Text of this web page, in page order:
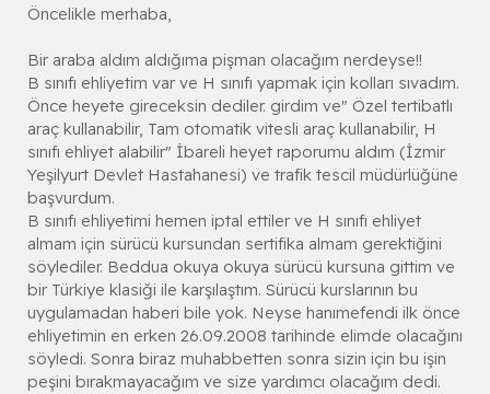
l
a
n
a
h
i
Öncelikle merhaba,
Bir araba aldım aldığıma pişman olacağım nerdeyse!!
B sınıfı ehliyetim var ve H sınıfı yapmak için kolları sıvadım.
Önce heyete gireceksin dediler. girdim ve" Özel tertibatlı
araç kullanabilir, Tam otomatik vitesli araç kullanabilir, H
sınıfı ehliyet alabilir" İbareli heyet raporumu aldım (İzmir
Yeşilyurt Devlet Hastahanesi) ve trafik tescil müdürlüğüne
başvurdum.
B sınıfı ehliyetimi hemen iptal ettiler ve H sınıfı ehliyet
almam için sürücü kursundan sertifika almam gerektiğini
söylediler. Beddua okuya okuya sürücü kursuna gittim ve
bir Türkiye klasiği ile karşılaştım. Sürücü kurslarının bu
uygulamadan haberi bile yok. Neyse hanımefendi ilk önce
ehliyetimin en erken 26.09.2008 tarihinde elimde olacağını
söyledi. Sonra biraz muhabbetten sonra sizin için bu işin
peşini bırakmayacağım ve size yardımcı olacağım dedi.